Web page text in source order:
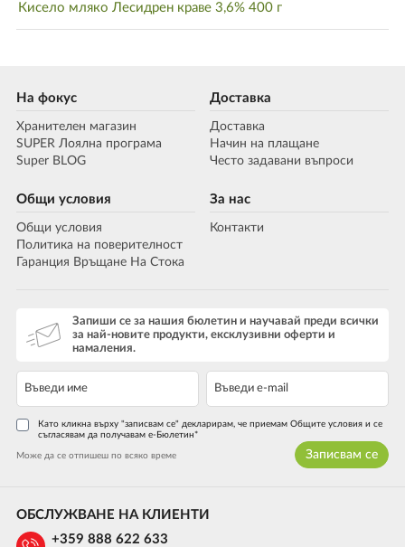
Кисело мляко Лесидрен краве 3,6% 400 г
На фокус
Хранителен магазин
SUPER Лоялна програма
Super BLOG
Доставка
Доставка
Начин на плащане
Често задавани въпроси
Общи условия
Общи условия
Политика на поверителност
Гаранция Връщане На Стока
За нас
Контакти
Запиши се за нашия бюлетин и научавай преди всички
за най-новите продукти, ексклузивни оферти и
намаления.
Като кликна върху "записвам се" декларирам, че приемам Общите условия и се
съгласявам да получавам е-Бюлетин*
Може да се отпишеш по всяко време Записвам се
ОБСЛУЖВАНЕ НА КЛИЕНТИ
+359 888 622 633